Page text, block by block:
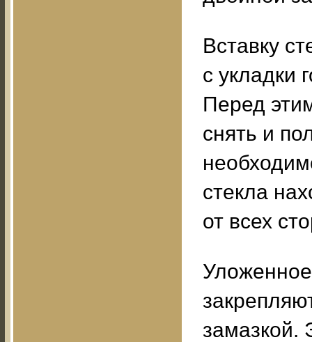
Вставку
с укладки
Перед
снять и
стекла
от всех
замазкой.